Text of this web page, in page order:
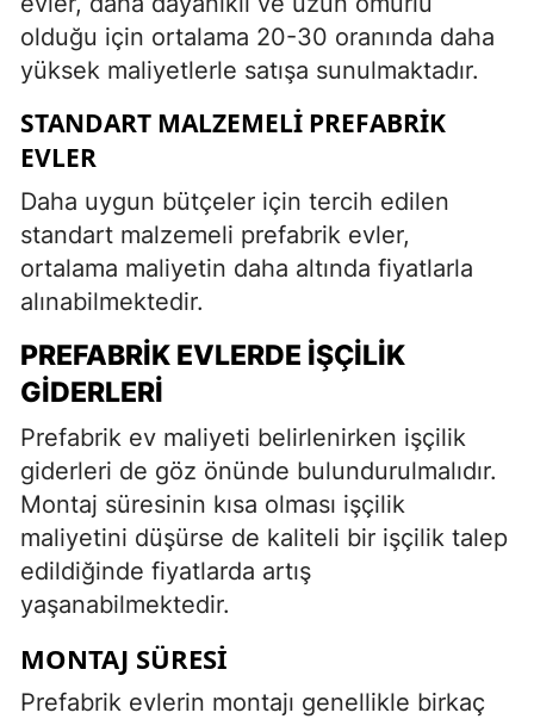
olduğu için ortalama 20-30 oranında daha
yüksek maliyetlerle satışa sunulmaktadır.
STANDART MALZEMELI PREFABRIK
EVLER
Daha uygun bütçeler için tercih edilen
standart malzemeli prefabrik evler,
ortalama maliyetin daha altında fiyatlarla
alınabilmektedir.
PREFABRIK EVLERDE İŞÇILIK
GIDERLERI
Prefabrik ev maliyeti belirlenirken işçilik
giderleri de göz önünde bulundurulmalıdır.
Montaj süresinin kısa olması işçilik
maliyetini düşürse de kaliteli bir işçilik talep
edildiğinde fiyatlarda artış
yaşanabilmektedir.
MONTAJ SÜRESI
Prefabrik evlerin montajı genellikle birkaç